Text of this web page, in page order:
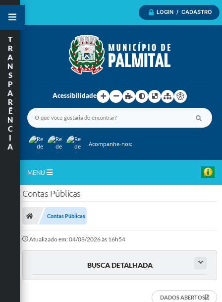
LOGIN / CADASTRO
Acessibilidade
Acompanhe-nos:
MENU
Inicio
A Nossa Cidade
T
R
A
N
S
P
A
R
Ê
N
C
I
A
Contas Públicas
Contas Públicas
Atualizado em: 04/08/2026 às 16h54
BUSCA DETALHADA
DADOS ABERTOS